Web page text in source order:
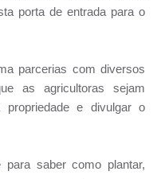
porta de entrada para o
parcerias com diversos
as agricultoras sejam
e divulgar o
para saber como plantar,